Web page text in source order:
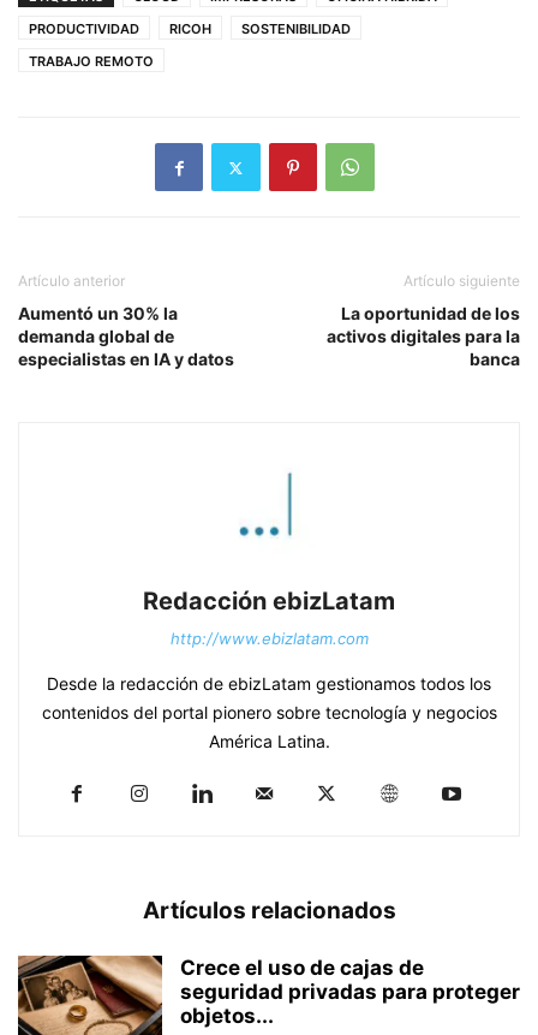
PRODUCTIVIDAD
RICOH
SOSTENIBILIDAD
TRABAJO REMOTO
Artículo anterior
Aumentó un 30% la
demanda global de
especialistas en IA y datos
Artículo siguiente
La oportunidad de los
activos digitales para la
banca
Redacción ebizLatam
http://www.ebizlatam.com
Desde la redacción de ebizLatam gestionamos todos los
contenidos del portal pionero sobre tecnología y negocios
América Latina.
Artículos relacionados
Crece el uso de cajas de
seguridad privadas para proteger
objetos...